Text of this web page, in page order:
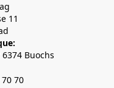
11
Buochs
70